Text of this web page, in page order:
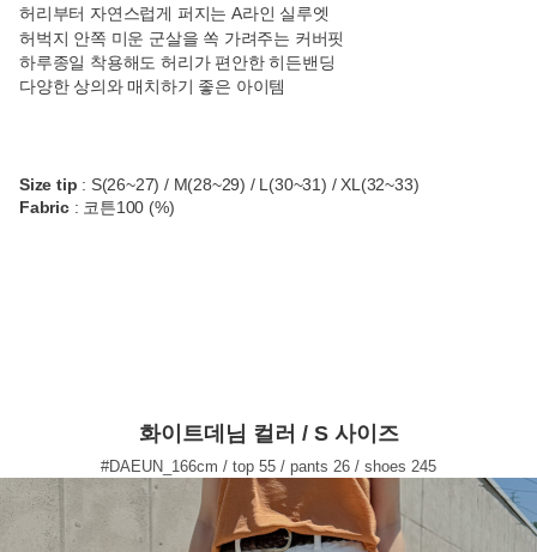
허리부터 자연스럽게 퍼지는 A라인 실루엣
허벅지 안쪽 미운 군살을 쏙 가려주는 커버핏
하루종일 착용해도 허리가 편안한 히든밴딩
다양한 상의와 매치하기 좋은 아이템
Size tip : S(26~27) / M(28~29) / L(30~31) / XL(32~33)
Fabric: 코튼100 (%)
화이트데님 컬러 / S 사이즈
#DAEUN_166cm / top 55 / pants 26 / shoes 245